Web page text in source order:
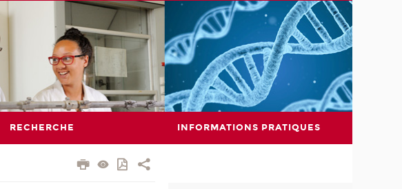
RECHERCHE INFORMATIONS PRATIQUES